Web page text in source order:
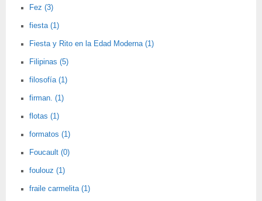
Fez (3)
fiesta (1)
Fiesta y Rito en la Edad Moderna (1)
Filipinas (5)
filosofía (1)
firman. (1)
flotas (1)
formatos (1)
Foucault (0)
foulouz (1)
fraile carmelita (1)